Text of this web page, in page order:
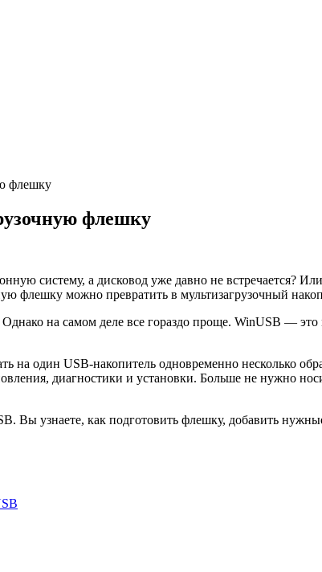
флешку
флешку
систему, а дисковод уже давно не встречается?
флешку можно превратить в мультизагрузочный
на самом деле все гораздо проще. WinUSB —
на один USB-накопитель одновременно несколько
диагностики и установки. Больше не нужно
Вы узнаете, как подготовить флешку, добавить